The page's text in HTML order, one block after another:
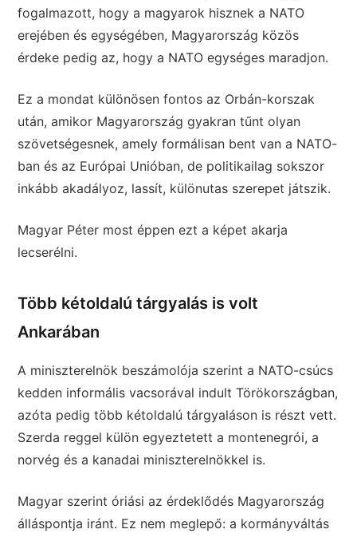
fogalmazott, hogy a magyarok hisznek a NATO
erejében és egységében, Magyarország közös
érdeke pedig az, hogy a NATO egységes maradjon.
Ez a mondat különösen fontos az Orbán-korszak
után, amikor Magyarország gyakran tűnt olyan
szövetségesnek, amely formálisan bent van a NATO-
ban és az Európai Unióban, de politikailag sokszor
inkább akadályoz, lassít, különutas szerepet játszik.
Magyar Péter most éppen ezt a képet akarja
lecserélni.
Több kétoldalú tárgyalás is volt
Ankarában
A miniszterelnök beszámolója szerint a NATO-csúcs
kedden informális vacsorával indult Törökországban,
azóta pedig több kétoldalú tárgyaláson is részt vett.
Szerda reggel külön egyeztetett a montenegrói, a
norvég és a kanadai miniszterelnökkel is.
Magyar szerint óriási az érdeklődés Magyarország
álláspontja iránt. Ez nem meglepő: a kormányváltás